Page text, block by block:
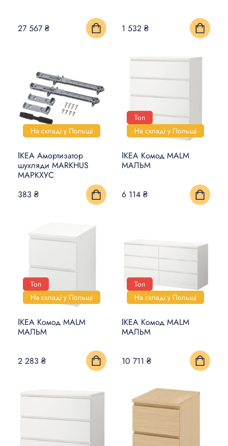
КИЛИМИ, ЦИНОВКИ ТА
ПІДЛОГИ
ТОВАРИ ДЛЯ ТВАРИН
27 567 ₴ 1 532 ₴
На складі у Польщі
ІКЕА Амортизатор
шухляди MARKHUS
МАРКХУС
383 ₴
Топ
На складі у Польщі
ІКЕА Комод MALM
МАЛЬМ
6 114 ₴
Топ
На складі у Польщі
ІКЕА Комод MALM
МАЛЬМ
2 283 ₴
Топ
На складі у Польщі
ІКЕА Комод MALM
МАЛЬМ
10 711 ₴